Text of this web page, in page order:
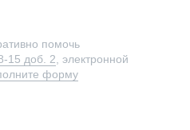
помочь
15 доб. 2 , электронной
форму